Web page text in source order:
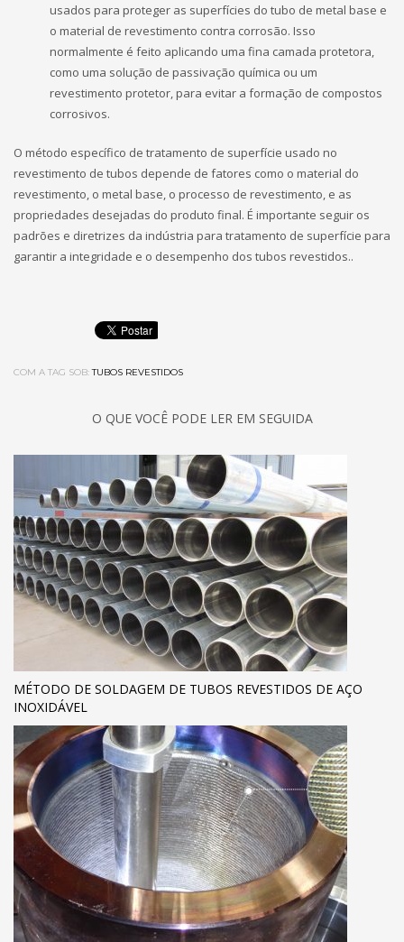
usados ​​para proteger as superfícies do tubo de metal base e
o material de revestimento contra corrosão. Isso
normalmente é feito aplicando uma fina camada protetora,
como uma solução de passivação química ou um
revestimento protetor, para evitar a formação de compostos
corrosivos.
O método específico de tratamento de superfície usado no
revestimento de tubos depende de fatores como o material do
revestimento, o metal base, o processo de revestimento, e as
propriedades desejadas do produto final. É importante seguir os
padrões e diretrizes da indústria para tratamento de superfície para
garantir a integridade e o desempenho dos tubos revestidos..
COM A TAG SOB: TUBOS REVESTIDOS
O QUE VOCÊ PODE LER EM SEGUIDA
MÉTODO DE SOLDAGEM DE TUBOS REVESTIDOS DE AÇO
INOXIDÁVEL